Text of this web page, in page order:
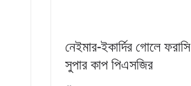
নেইমার-ইকার্দির গোলে ফরাসি
সুপার কাপ পিএসজির